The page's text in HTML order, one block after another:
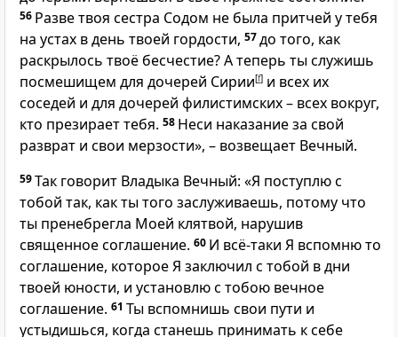
56 Разве твоя сестра Содом не была притчей у тебя
на устах в день твоей гордости, 57до того, как
раскрылось твоё бесчестие? А теперь ты служишь
посмешищем для дочерей Сирии[f] и всех их
соседей и для дочерей филистимских – всех вокруг,
кто презирает тебя. 58 Неси наказание за свой
разврат и свои мерзости», – возвещает Вечный.
59Так говорит Владыка Вечный: «Я поступлю с
тобой так, как ты того заслуживаешь, потому что
ты пренебрегла Моей клятвой, нарушив
священное соглашение. 60 И всё-таки Я вспомню то
соглашение, которое Я заключил с тобой в дни
твоей юности, и установлю с тобою вечное
соглашение. 61 Ты вспомнишь свои пути и
устыдишься, когда станешь принимать к себе